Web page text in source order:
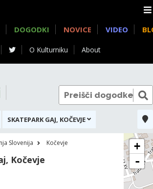
O Kulturniku About
DOGODKI NOVICE VIDEO
SKATEPARK GAJ, KOČEVJE
Slovenija Kočevje
Kočevje
+
-